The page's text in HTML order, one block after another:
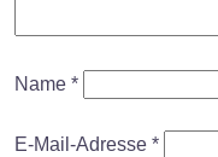
Name *
E-Mail-Adresse *